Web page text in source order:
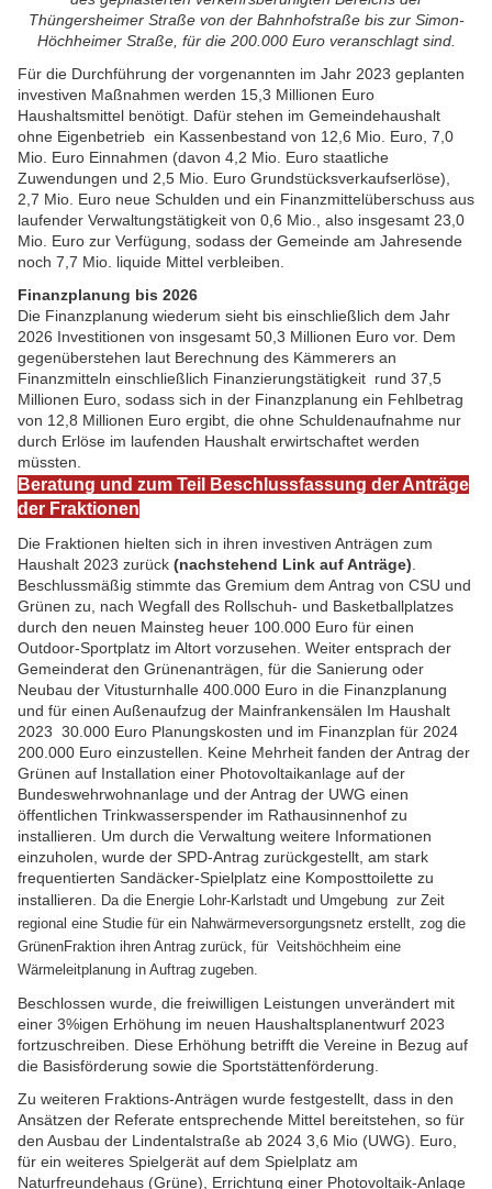
Thüngersheimer Straße von der Bahnhofstraße bis zur Simon-
Höchheimer Straße, für die 200.000 Euro veranschlagt sind.
Für die Durchführung der vorgenannten im Jahr 2023 geplanten
investiven Maßnahmen werden 15,3 Millionen Euro
Haushaltsmittel benötigt. Dafür stehen im Gemeindehaushalt
ohne Eigenbetrieb ein Kassenbestand von 12,6 Mio. Euro, 7,0
Mio. Euro Einnahmen (davon 4,2 Mio. Euro staatliche
Zuwendungen und 2,5 Mio. Euro Grundstücksverkaufserlöse),
2,7 Mio. Euro neue Schulden und ein Finanzmittelüberschuss aus
laufender Verwaltungstätigkeit von 0,6 Mio., also insgesamt 23,0
Mio. Euro zur Verfügung, sodass der Gemeinde am Jahresende
noch 7,7 Mio. liquide Mittel verbleiben.
Finanzplanung bis 2026
Die Finanzplanung wiederum sieht bis einschließlich dem Jahr
2026 Investitionen von insgesamt 50,3 Millionen Euro vor. Dem
gegenüberstehen laut Berechnung des Kämmerers an
Finanzmitteln einschließlich Finanzierungstätigkeit rund 37,5
Millionen Euro, sodass sich in der Finanzplanung ein Fehlbetrag
von 12,8 Millionen Euro ergibt, die ohne Schuldenaufnahme nur
durch Erlöse im laufenden Haushalt erwirtschaftet werden
müssten.
Beratung und zum Teil Beschlussfassung der Anträge
der Fraktionen
Die Fraktionen hielten sich in ihren investiven Anträgen zum
Haushalt 2023 zurück (nachstehend Link auf Anträge)
Beschlussmäßig stimmte das Gremium dem Antrag von CSU und
Grünen zu, nach Wegfall des Rollschuh- und Basketballplatzes
durch den neuen Mainsteg heuer 100.000 Euro für einen
Outdoor-Sportplatz im Altort vorzusehen. Weiter entsprach der
Gemeinderat den Grünenanträgen, für die Sanierung oder
Neubau der Vitusturnhalle 400.000 Euro in die Finanzplanung
und für einen Außenaufzug der Mainfrankensälen Im Haushalt
2023 30.000 Euro Planungskosten und im Finanzplan für 2024
200.000 Euro einzustellen. Keine Mehrheit fanden der Antrag der
Grünen auf Installation einer Photovoltaikanlage auf der
Bundeswehrwohnanlage und der Antrag der UWG einen
öffentlichen Trinkwasserspender im Rathausinnenhof zu
installieren. Um durch die Verwaltung weitere Informationen
einzuholen, wurde der SPD-Antrag zurückgestellt, am stark
frequentierten Sandäcker-Spielplatz eine Komposttoilette zu
installieren.
Da die Energie Lohr-Karlstadt und Umgebung zur Zeit
regional eine Studie für ein Nahwärmeversorgungsnetz erstellt, zog die
GrünenFraktion ihren Antrag zurück, für Veitshöchheim eine
Wärmeleitplanung in Auftrag zugeben.
Beschlossen wurde, die freiwilligen Leistungen unverändert mit
einer 3%igen Erhöhung im neuen Haushaltsplanentwurf 2023
fortzuschreiben. Diese Erhöhung betrifft die Vereine in Bezug auf
die Basisförderung sowie die Sportstättenförderung.
Zu weiteren Fraktions-Anträgen wurde festgestellt, dass in den
Ansätzen der Referate entsprechende Mittel bereitstehen, so für
den Ausbau der Lindentalstraße ab 2024 3,6 Mio (UWG). Euro,
für ein weiteres Spielgerät auf dem Spielplatz am
Naturfreundehaus (Grüne), Errichtung einer Photovoltaik-Anlage